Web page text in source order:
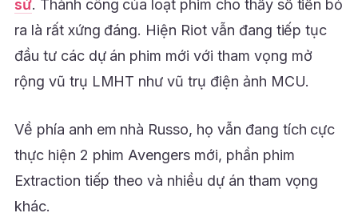
sử. Thành công của loạt phim cho thấy số tiền bỏ
ra là rất xứng đáng. Hiện Riot vẫn đang tiếp tục
đầu tư các dự án phim mới với tham vọng mở
rộng vũ trụ LMHT như vũ trụ điện ảnh MCU.
Về phía anh em nhà Russo, họ vẫn đang tích cực
thực hiện 2 phim Avengers mới, phần phim
Extraction tiếp theo và nhiều dự án tham vọng
khác.